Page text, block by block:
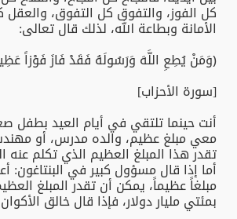
كل الفوز، والتفوق كل التفوق، والعقل
الأمانة وبطاعة الله، لذلك قال تعالى:
﴿وَمَنْ يُطِعِ اللَّهَ وَرَسُولَهُ فَقَدْ فَازَ فَوْزاً
[سورة الأحزاب]
أنت حينما تلتقي في أيام العيد بطفل
معي مبلغ عظيم، والده مدرس، أو
تقدر هذا المبلغ العظيم الذي تكلم عنه
أما إذا قال مسؤول كبير في البنتاغون:
مبلغاً عظيماً، يمكن أن تقدر المبلغ
بمئتي مليار دولار، فإذا قال خالق